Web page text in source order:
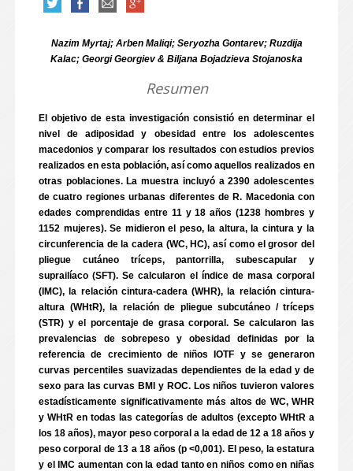
Nazim Myrtaj; Arben Maliqi; Seryozha Gontarev; Ruzdija
Kalac; Georgi Georgiev & Biljana Bojadzieva Stojanoska
Resumen
El objetivo de esta investigación consistió en determinar el
nivel de adiposidad y obesidad entre los adolescentes
macedonios y comparar los resultados con estudios previos
realizados en esta población, así como aquellos realizados en
otras poblaciones. La muestra incluyó a 2390 adolescentes
de cuatro regiones urbanas diferentes de R. Macedonia con
edades comprendidas entre 11 y 18 años (1238 hombres y
1152 mujeres). Se midieron el peso, la altura, la cintura y la
circunferencia de la cadera (WC, HC), así como el grosor del
pliegue cutáneo tríceps, pantorrilla, subescapular y
suprailíaco (SFT). Se calcularon el índice de masa corporal
(IMC), la relación cintura-cadera (WHR), la relación cintura-
altura (WHtR), la relación de pliegue subcutáneo / tríceps
(STR) y el porcentaje de grasa corporal. Se calcularon las
prevalencias de sobrepeso y obesidad definidas por la
referencia de crecimiento de niños IOTF y se generaron
curvas percentiles suavizadas dependientes de la edad y de
sexo para las curvas BMI y ROC. Los niños tuvieron valores
estadísticamente significativamente más altos de WC, WHR
y WHtR en todas las categorías de adultos (excepto WHtR a
los 18 años), mayor peso corporal a la edad de 12 a 18 años y
peso corporal de 13 a 18 años (p <0,001). El peso, la estatura
y el IMC aumentan con la edad tanto en niños como en niñas